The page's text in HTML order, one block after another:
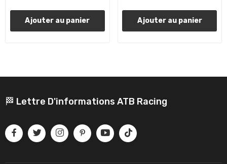
Ajouter au panier Ajouter au panier
🏁 Lettre D'informations ATB Racing